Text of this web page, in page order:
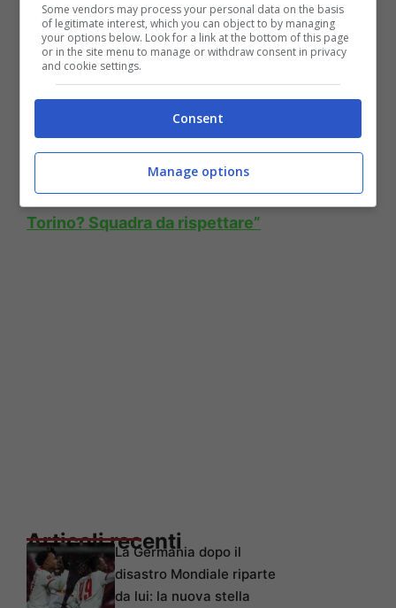
Thiago Motta: “Fa piacere
quando sento parlare bene del Bologna.
Torino? Squadra da rispettare”
Articoli recenti
La Germania dopo il
disastro Mondiale riparte
da lui: la nuova stella
Some vendors may process your personal data on the basis
of legitimate interest, which you can object to by managing
your options below. Look for a link at the bottom of this page
or in the site menu to manage or withdraw consent in privacy
and cookie settings.
Consent
Manage options